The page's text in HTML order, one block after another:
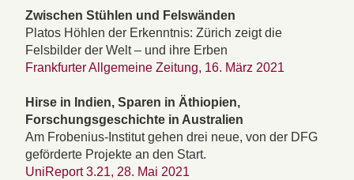
Zwischen Stühlen und Felswänden
Platos Höhlen der Erkenntnis: Zürich zeigt die
Felsbilder der Welt – und ihre Erben
Frankfurter Allgemeine Zeitung, 16. März 2021
Hirse in Indien, Sparen in Äthiopien,
Forschungsgeschichte in Australien
Am Frobenius-Institut gehen drei neue, von der DFG
geförderte Projekte an den Start.
UniReport 3.21, 28. Mai 2021